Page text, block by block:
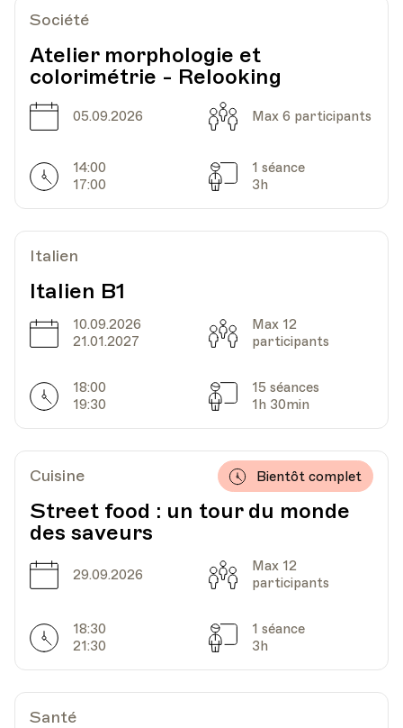
Lieu1005, Lausanne
Date
30.09.2021 Heure
19.40
Lieu
HEP - Haute Ecole Pédagogique
1005, Lausanne
Lieu
HEP - Haute Ecole Pédagogique
1005, Lausanne
Lieu
HEP - Haute Ecole Pédagogique
1005, Lausanne
Av. de Cour 33
Lieu
HEP - Haute Ecole Pédagogique
1005, Lausanne
Société
Atelier morphologie et
colorimétrie - Relooking
Date
05.09.2026 Capacité
Max 6 participants
Horarires
14:00
17:00
Séances
1 séance
3h
Italien
Italien B1
Date
10.09.2026
21.01.2027
Capacité
Max 12
participants
Horarires
18:00
19:30
Séances
15 séances
1h 30min
Cuisine
Street food : un tour du monde
des saveurs
Bientôt complet
Date
29.09.2026 Capacité
Max 12
participants
Horarires
18:30
21:30
Séances
1 séance
3h
Santé